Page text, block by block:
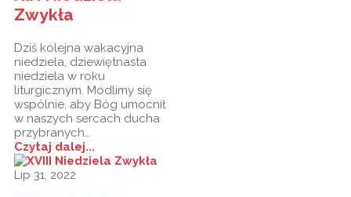
Zwykła
Dziś kolejna wakacyjna
niedziela, dziewiętnasta
niedziela w roku
liturgicznym. Modlimy się
wspólnie, aby Bóg umocnił
w naszych sercach ducha
przybranych…
Czytaj dalej...
Lip 31, 2022